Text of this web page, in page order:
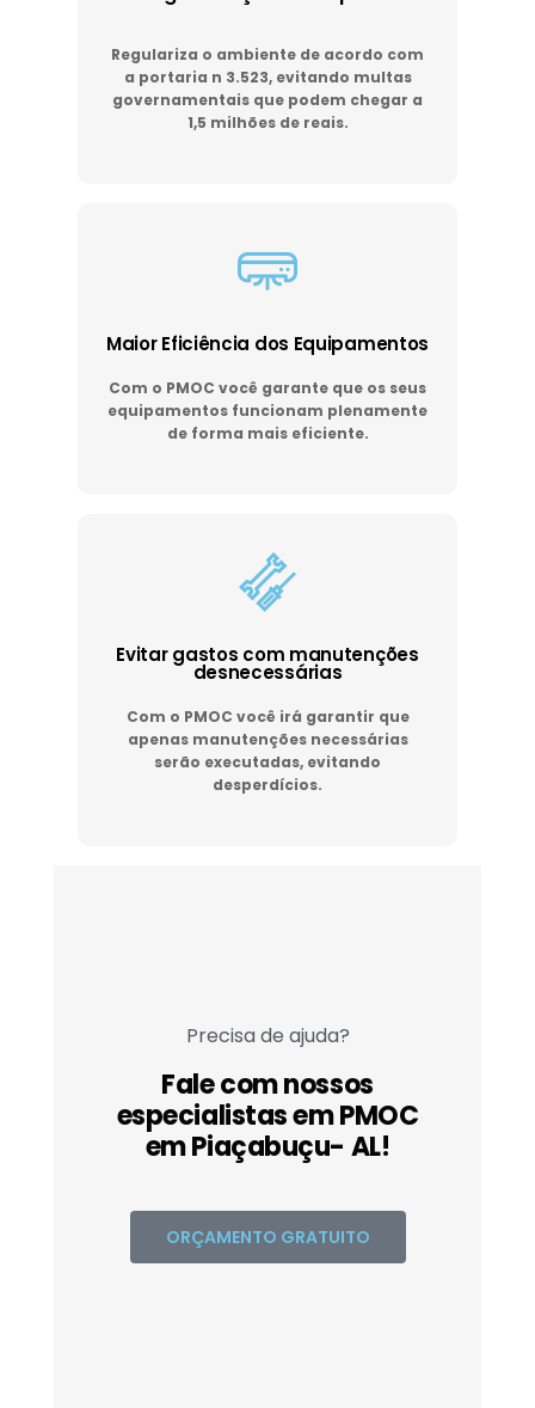
Regulariza o ambiente de acordo com
a portaria n 3.523, evitando multas
governamentais que podem chegar a
1,5 milhões de reais.
Maior Eficiência dos Equipamentos
Com o PMOC você garante que os seus
equipamentos funcionam plenamente
de forma mais eficiente.
Evitar gastos com manutenções
desnecessárias
Com o PMOC você irá garantir que
apenas manutenções necessárias
serão executadas, evitando
desperdícios.
Precisa de ajuda?
Fale com nossos
especialistas em PMOC
em Piaçabuçu- AL!
ORÇAMENTO GRATUITO